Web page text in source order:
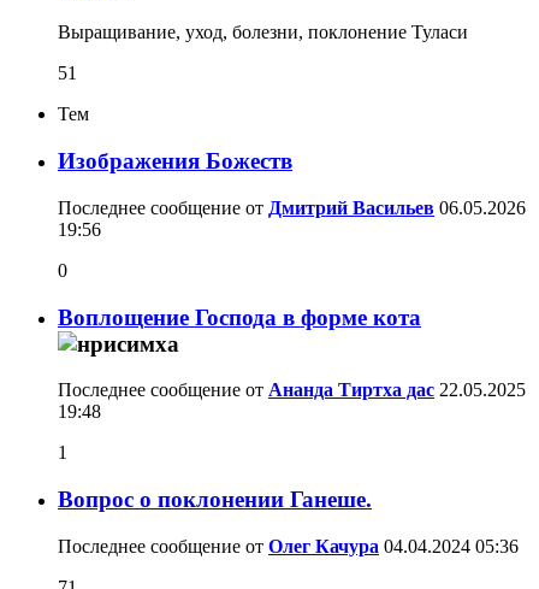
Выращивание, уход, болезни, поклонение Туласи
51
Тем
Изображения Божеств
Последнее сообщение от Дмитрий Васильев 06.05.2026
19:56
0
Воплощение Господа в форме кота
Последнее сообщение от Ананда Тиртха дас 22.05.2025
19:48
1
Вопрос о поклонении Ганеше.
Последнее сообщение от Олег Качура 04.04.2024 05:36